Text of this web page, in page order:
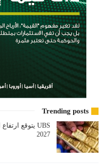
Trending posts
2027